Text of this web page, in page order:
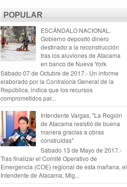
POPULAR
ESCÁNDALO NACIONAL.
Gobierno depositó dinero
destinado a la reconstrucción
tras los aluviones de Atacama
en banco de Nueva York
Sábado 07 de Octubre de 2017.- Un informe
elaborado por la Contraloría General de la
República, indica que los recursos
comprometidos par...
Intendente Vargas, "La Región
de Atacama resistió de buena
manera gracias a obras
construídas"
Sábado 13 de Mayo de 2017.-
Tras finalizar el Comité Operativo de
Emergencia (COE) regional de esta mañana, el
Intendente de Atacama, Mig...